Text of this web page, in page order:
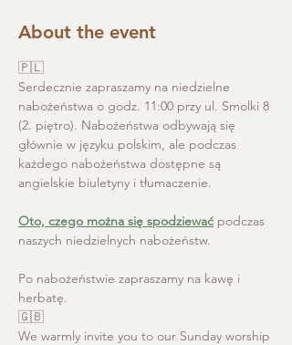
About the event
🇵🇱
Serdecznie zapraszamy na niedzielne
nabożeństwa o godz. 11:00 przy ul. Smolki 8
(2. piętro). Nabożeństwa odbywają się
głównie w języku polskim, ale podczas
każdego nabożeństwa dostępne są
angielskie biuletyny i tłumaczenie.
Oto, czego można się spodziewać podczas
naszych niedzielnych nabożeństw.
Po nabożeństwie zapraszamy na kawę i
herbatę.
🇬🇧
We warmly invite you to our Sunday worship